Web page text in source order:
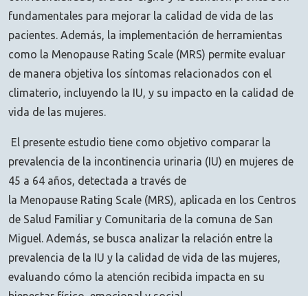
fundamentales para mejorar la calidad de vida de las
pacientes. Además, la implementación de herramientas
como la Menopause Rating Scale (MRS) permite evaluar
de manera objetiva los síntomas relacionados con el
climaterio, incluyendo la IU, y su impacto en la calidad de
vida de las mujeres.
El presente estudio tiene como objetivo comparar la
prevalencia de la incontinencia urinaria (IU) en mujeres de
45 a 64 años, detectada a través de
la Menopause Rating Scale (MRS), aplicada en los Centros
de Salud Familiar y Comunitaria de la comuna de San
Miguel. Además, se busca analizar la relación entre la
prevalencia de la IU y la calidad de vida de las mujeres,
evaluando cómo la atención recibida impacta en su